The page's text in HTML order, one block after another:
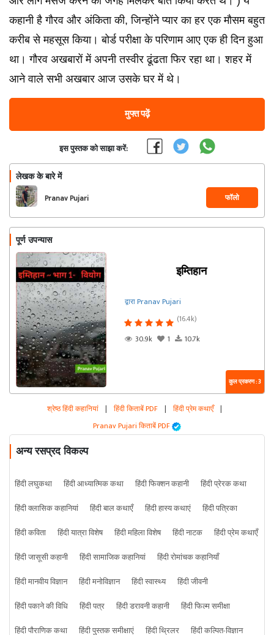
कहानी है गौरव और अंकिता की, जिन्होंने प्यार का हर एक मौसम बहुत
करीब से महसूस किया। बोर्ड परीक्षा के परिणाम आए एक ही दिन हुआ
था। गौरव अखबारों में अपनी तस्वीर ढूंढता फिर रहा था। शहर में
आने वाले सभी अखबार आज उसके घर में थे।
मुफ्त पढ़ें
इस पुस्तक को साझा करें:
लेखक के बारे में
Pranav Pujari फॉलो
पूर्ण उपन्यास
इम्तिहान
द्वारा Pranav Pujari
(16.4k)
30.9k
1 10.7k
कुल प्रकरण : 3
श्रेष्ठ हिंदी कहानियां | हिंदी किताबें PDF | हिंदी प्रेम कथाएँ |
Pranav Pujari किताबें PDF
अन्य रसप्रद विकल्प
हिंदी लघुकथा हिंदी आध्यात्मिक कथा हिंदी फिक्शन कहानी
हिंदी प्रेरक कथा
हिंदी क्लासिक कहानियां
हिंदी बाल कथाएँ हिंदी हास्य कथाएं
हिंदी पत्रिका
हिंदी कविता
हिंदी यात्रा विशेष हिंदी महिला विशेष हिंदी नाटक
हिंदी प्रेम कथाएँ
हिंदी जासूसी कहानी
हिंदी सामाजिक कहानियां
हिंदी रोमांचक कहानियाँ
हिंदी मानवीय विज्ञान
हिंदी मनोविज्ञान हिंदी स्वास्थ्य
हिंदी जीवनी
हिंदी पकाने की विधि
हिंदी पत्र हिंदी डरावनी कहानी
हिंदी फिल्म समीक्षा
हिंदी पौराणिक कथा
हिंदी पुस्तक समीक्षाएं हिंदी थ्रिलर हिंदी कल्पित-विज्ञान